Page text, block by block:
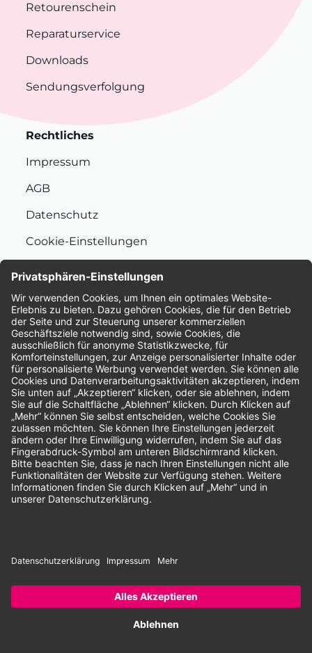
Retourenschein
Reparaturservice
Downloads
Sendungsverfolgung
Rechtliches
Impressum
AGB
Datenschutz
Cookie-Einstellungen
Bewertungen
Unsere Zahlungsarten:
Rechnung SEPA-Lastschrift Vorkasse